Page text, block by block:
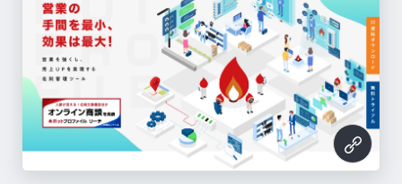
Airtable
https://www.fondesk.jp/
ホットプロファイル
サイボウズ Office
株式会社ホットリンク